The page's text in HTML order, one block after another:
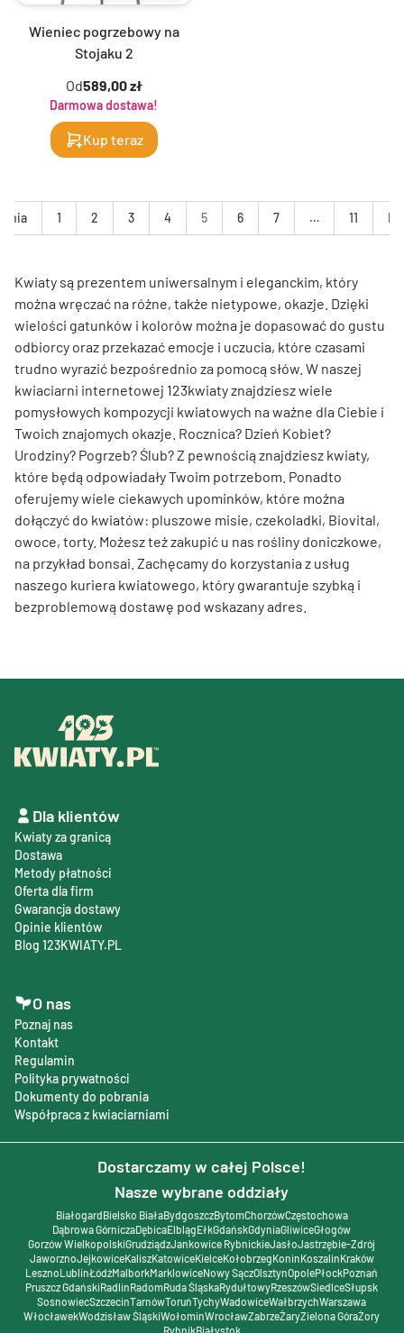
Wieniec pogrzebowy na
Stojaku 2
Od589,00 zł
Darmowa dostawa!
Kup teraz
1 2 3 4 5 6 7 … 11
Kwiaty są prezentem uniwersalnym i eleganckim, który
można wręczać na różne, także nietypowe, okazje. Dzięki
wielości gatunków i kolorów można je dopasować do gustu
odbiorcy oraz przekazać emocje i uczucia, które czasami
trudno wyrazić bezpośrednio za pomocą słów. W naszej
kwiaciarni internetowej 123kwiaty znajdziesz wiele
pomysłowych kompozycji kwiatowych na ważne dla Ciebie i
Twoich znajomych okazje. Rocznica? Dzień Kobiet?
Urodziny? Pogrzeb? Ślub? Z pewnością znajdziesz kwiaty,
które będą odpowiadały Twoim potrzebom. Ponadto
oferujemy wiele ciekawych upominków, które można
dołączyć do kwiatów: pluszowe misie, czekoladki, Biovital,
owoce, torty. Możesz też zakupić u nas rośliny doniczkowe,
na przykład bonsai. Zachęcamy do korzystania z usług
naszego kuriera kwiatowego, który gwarantuje szybką i
bezproblemową dostawę pod wskazany adres.
Dla klientów
Kwiaty za granicą
Dostawa
Metody płatności
Oferta dla firm
Gwarancja dostawy
Opinie klientów
Blog 123KWIATY.PL
O nas
Poznaj nas
Kontakt
Regulamin
Polityka prywatności
Dokumenty do pobrania
Współpraca z kwiaciarniami
Dostarczamy w całej Polsce!
Nasze wybrane oddziały
BiałogardBielsko BiałaBydgoszczBytomChorzówCzęstochowa
Dąbrowa GórniczaDębicaElblągEłkGdańskGdyniaGliwiceGłogów
Gorzów WielkopolskiGrudziądzJankowice RybnickieJasłoJastrzębie-Zdrój
JaworznoJejkowiceKaliszKatowiceKielceKołobrzegKoninKoszalinKraków
LesznoLublinŁódźMalborkMarklowiceNowy SączOlsztynOpolePłockPoznań
Pruszcz GdańskiRadlinRadomRuda ŚląskaRydułtowyRzeszówSiedlceSłupsk
SosnowiecSzczecinTarnówToruńTychyWadowiceWałbrzychWarszawa
WłocławekWodzisław ŚląskiWołominWrocławZabrzeŻaryZielona GóraŻory